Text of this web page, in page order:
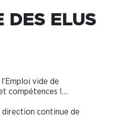
DES ELUS
vide de
compétences !…
direction continue de